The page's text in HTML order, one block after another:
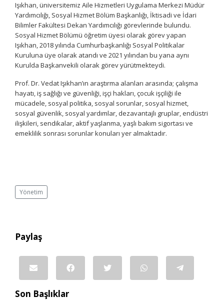
Işıkhan, üniversitemiz Aile Hizmetleri Uygulama Merkezi Müdür
Yardımcılığı, Sosyal Hizmet Bölüm Başkanlığı, İktisadi ve İdari
Bilimler Fakültesi Dekan Yardımcılığı görevlerinde bulundu.
Sosyal Hizmet Bölümü öğretim üyesi olarak görev yapan
Işıkhan, 2018 yılında Cumhurbaşkanlığı Sosyal Politikalar
Kuruluna üye olarak atandı ve 2021 yılından bu yana aynı
Kurulda Başkanvekili olarak görev yürütmekteydi.
Prof. Dr. Vedat Işıkhan’ın araştırma alanları arasında; çalışma
hayatı, iş sağlığı ve güvenliği, işçi hakları, çocuk işçiliği ile
mücadele, sosyal politika, sosyal sorunlar, sosyal hizmet,
sosyal güvenlik, sosyal yardımlar, dezavantajlı gruplar, endüstri
ilişkileri, sendikalar, aktif yaşlanma, yaşlı bakım sigortası ve
emeklilik sonrası sorunlar konuları yer almaktadır.
Yönetim
Paylaş
Son Başlıklar